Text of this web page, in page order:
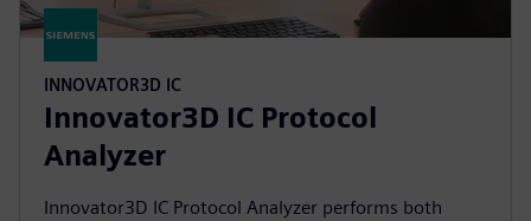
INNOVATOR3D IC
Innovator3D IC Protocol
Analyzer
Innovator3D IC Protocol Analyzer performs both